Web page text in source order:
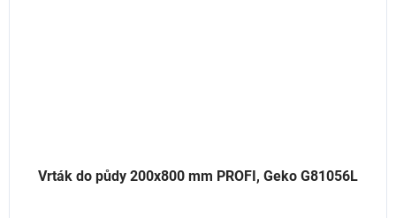
Vrták do půdy 200x800 mm PROFI, Geko G81056L